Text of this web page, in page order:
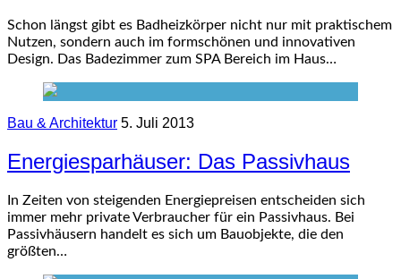
Schon längst gibt es Badheizkörper nicht nur mit praktischem
Nutzen, sondern auch im formschönen und innovativen
Design. Das Badezimmer zum SPA Bereich im Haus…
Bau & Architektur 5. Juli 2013
Energiesparhäuser: Das Passivhaus
In Zeiten von steigenden Energiepreisen entscheiden sich
immer mehr private Verbraucher für ein Passivhaus. Bei
Passivhäusern handelt es sich um Bauobjekte, die den
größten…